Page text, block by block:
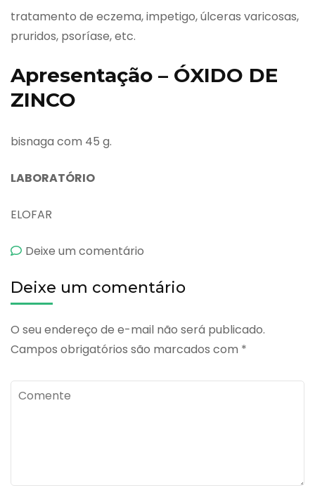
tratamento de eczema, impetigo, úlceras varicosas,
pruridos, psoríase, etc.
Apresentação – ÓXIDO DE
ZINCO
bisnaga com 45 g.
LABORATÓRIO
ELOFAR
Deixe um comentário
Zinco
Deixe um comentário
O seu endereço de e-mail não será publicado.
Campos obrigatórios são marcados com *
Comente